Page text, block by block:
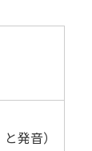
発音）